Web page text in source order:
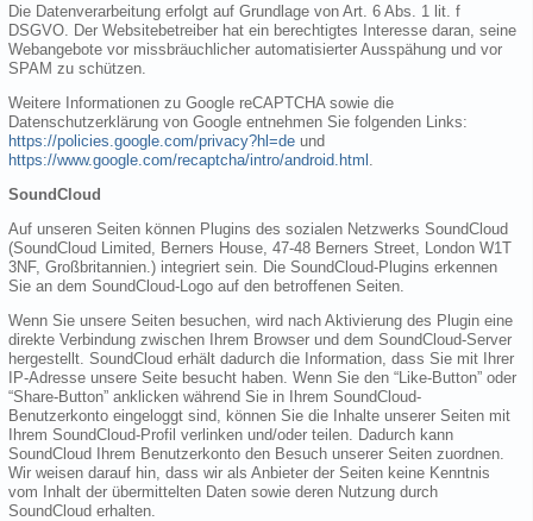
Die Datenverarbeitung erfolgt auf Grundlage von Art. 6 Abs. 1 lit. f
DSGVO. Der Websitebetreiber hat ein berechtigtes Interesse daran, seine
Webangebote vor missbräuchlicher automatisierter Ausspähung und vor
SPAM zu schützen.
Weitere Informationen zu Google reCAPTCHA sowie die
Datenschutzerklärung von Google entnehmen Sie folgenden Links:
https://policies.google.com/privacy?hl=de und
https://www.google.com/recaptcha/intro/android.html
SoundCloud
Auf unseren Seiten können Plugins des sozialen Netzwerks SoundCloud
(SoundCloud Limited, Berners House, 47-48 Berners Street, London W1T
3NF, Großbritannien.) integriert sein. Die SoundCloud-Plugins erkennen
Sie an dem SoundCloud-Logo auf den betroffenen Seiten.
Wenn Sie unsere Seiten besuchen, wird nach Aktivierung des Plugin eine
direkte Verbindung zwischen Ihrem Browser und dem SoundCloud-Server
hergestellt. SoundCloud erhält dadurch die Information, dass Sie mit Ihrer
IP-Adresse unsere Seite besucht haben. Wenn Sie den “Like-Button” oder
“Share-Button” anklicken während Sie in Ihrem SoundCloud-
Benutzerkonto eingeloggt sind, können Sie die Inhalte unserer Seiten mit
Ihrem SoundCloud-Profil verlinken und/oder teilen. Dadurch kann
SoundCloud Ihrem Benutzerkonto den Besuch unserer Seiten zuordnen.
Wir weisen darauf hin, dass wir als Anbieter der Seiten keine Kenntnis
vom Inhalt der übermittelten Daten sowie deren Nutzung durch
SoundCloud erhalten.